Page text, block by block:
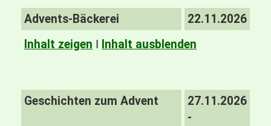
Advents-Bäckerei
22.11.2026
Inhalt zeigen I Inhalt ausblenden
Geschichten zum Advent
27.11.2026
-